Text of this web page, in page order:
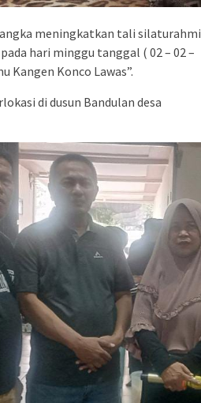
meningkatkan tali silaturahmi
hari minggu tanggal ( 02 – 02 –
Kangen Konco Lawas”.
di dusun Bandulan desa